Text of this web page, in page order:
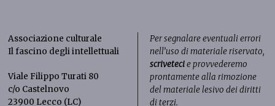
Associazione culturale
Il fascino degli intellettuali
Viale Filippo Turati 80
c/o Castelnovo
23900 Lecco (LC)
Per segnalare eventuali errori
nell’uso di materiale riservato,
scrivetecie provvederemo
prontamente alla rimozione
del materiale lesivo dei diritti
di terzi.